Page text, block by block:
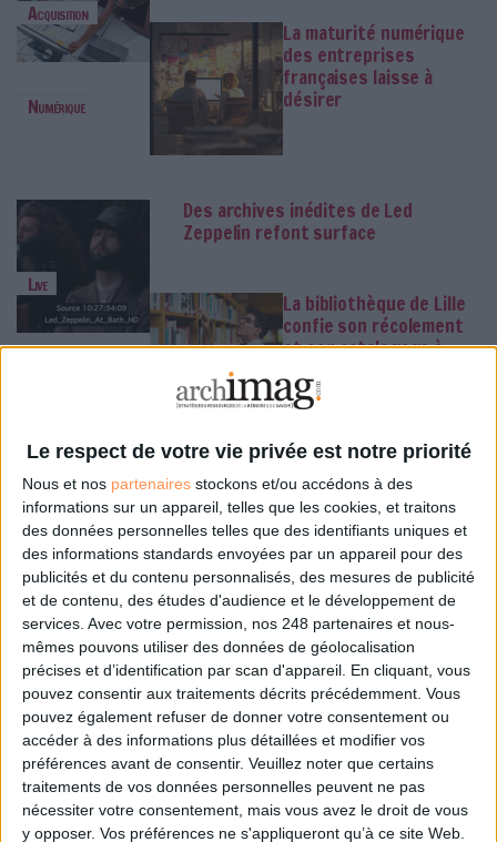
Le respect de votre vie privée est notre priorité
Nous et nos partenaires stockons et/ou accédons à des
informations sur un appareil, telles que les cookies, et traitons
des données personnelles telles que des identifiants uniques et
des informations standards envoyées par un appareil pour des
publicités et du contenu personnalisés, des mesures de publicité
et de contenu, des études d'audience et le développement de
services. Avec votre permission, nos 248 partenaires et nous-
mêmes pouvons utiliser des données de géolocalisation
précises et d’identification par scan d'appareil. En cliquant, vous
pouvez consentir aux traitements décrits précédemment. Vous
pouvez également refuser de donner votre consentement ou
accéder à des informations plus détaillées et modifier vos
préférences avant de consentir. Veuillez noter que certains
traitements de vos données personnelles peuvent ne pas
nécessiter votre consentement, mais vous avez le droit de vous
y opposer. Vos préférences ne s'appliqueront qu’à ce site Web.
Acquisition
Numérique
La maturité numérique
des entreprises
françaises laisse à
désirer
Live
Des archives inédites de Led
Zeppelin refont surface
La bibliothèque de Lille
confie son récolement
et son catalogage à
Numérisation
Le Bénin bascule dans la
dématérialisation tous azimuts
Gooooal !
Le plus beau but de
tous les temps, signé
Pelé, reconstitué grâce
à l'IA et aux archives
Méthode
Abonné
IA en entreprise : encadrer
les usages sans freiner
l’expérimentation